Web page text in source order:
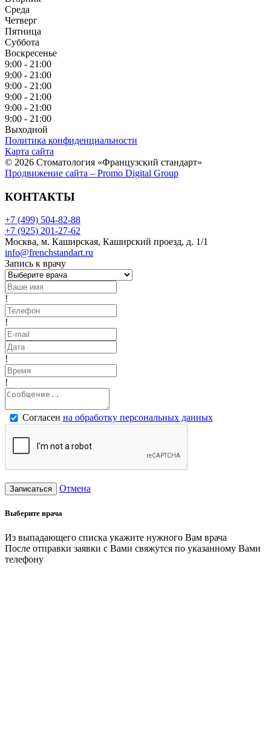
Среда
Четверг
Пятница
Суббота
Воскресенье
9:00 - 21:00
9:00 - 21:00
9:00 - 21:00
9:00 - 21:00
9:00 - 21:00
9:00 - 21:00
Выходной
Политика конфиденциальности
Карта сайта
© 2026 Стоматология «Французский стандарт»
Продвижение сайта – Promo Digital Group
КОНТАКТЫ
+7 (499) 504-82-88
+7 (925) 201-27-62
Москва, м. Каширская, Каширский проезд, д. 1/1
info@frenchstandart.ru
Запись к врачу
!
!
!
!
Согласен на обработку персональных данных
Записаться Отмена
Выберите врача
Из выпадающего списка укажите нужного Вам врача
После отправки заявки с Вами свяжутся по указанному Вами
телефону